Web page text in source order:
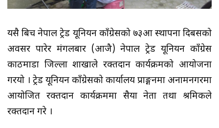
यसै बिच नेपाल ट्रेड यूनियन काँग्रेसको ७३औं स्थापना दिबसको
अवसर पारेर मंगलबार (आजै) नेपाल ट्रेड यूनियन काँग्रेस
काठमाडौं जिल्ला शाखाले रक्तदान कार्यक्रमको आयोजना
गरयो । ट्रेड यूनियन काँग्रेसको कार्यालय प्राङ्गनमा अनामनगरमा
आयोजित रक्तदान कार्यक्रममा सैयौं नेता तथा श्रमिकले
रक्तदान गरे ।